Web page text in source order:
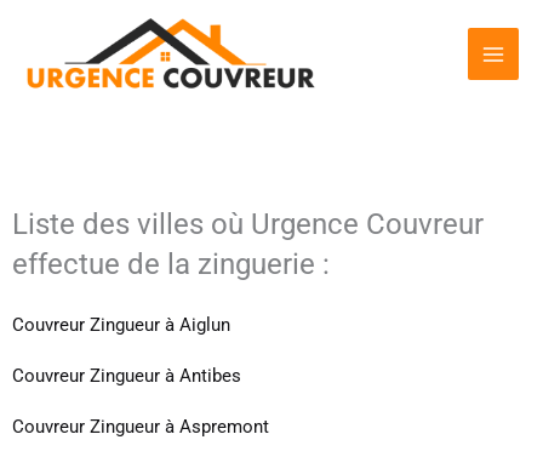
contenu
Liste des villes où Urgence Couvreur
effectue de la zinguerie :
Couvreur Zingueur à Aiglun
Couvreur Zingueur à Antibes
Couvreur Zingueur à Aspremont